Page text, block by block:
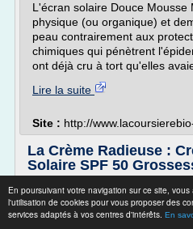
En poursuivant votre navigation sur ce site, vous
l'utilisation de cookies pour vous proposer des
services adaptés à vos centres d'intérêts. En
L'écran solaire Douce Mousse
physique (ou organique) et
peau contrairement aux
chimiques qui pénètrent
ont déjà cru à tort qu'elles
Lire la suite
Site : http://
La Crème Radieuse :
Solaire SPF 50
Efficacité
Fragrance